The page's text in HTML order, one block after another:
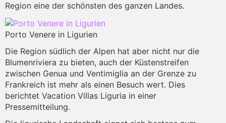
Region eine der schönsten des ganzen Landes.
Porto Venere in Ligurien
Die Region südlich der Alpen hat aber nicht nur die
Blumenriviera zu bieten, auch der Küstenstreifen
zwischen Genua und Ventimiglia an der Grenze zu
Frankreich ist mehr als einen Besuch wert. Dies
berichtet Vacation Villas Liguria in einer
Pressemitteilung.